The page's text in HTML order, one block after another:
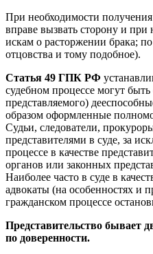
При необходимости
вправе вызвать сторону и при
искам о расторжении брака;
отцовства и тому подобное).
Статья 49 ГПК РФ
судебном процессе могут
представляемого)
образом оформленные
Судьи, следователи,
представителями в суде, за
процессе в качестве
органов или законных
Наиболее часто в суде в
адвокаты (на особенностях и
гражданском процессе
Представительство бывает
по доверенности.